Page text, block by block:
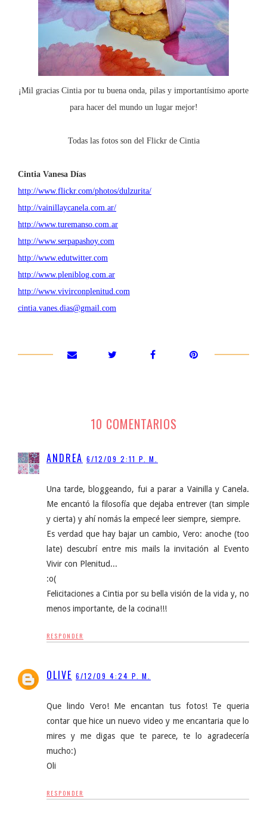
¡Mil gracias Cintia por tu buena onda, pilas y importantísimo aporte
para hacer del mundo un lugar mejor!
Todas las fotos son del Flickr de Cintia
Cintia Vanesa Días
http://www.flickr.com/photos/dulzurita/
http://vainillaycanela.com.ar/
http://www.turemanso.com.ar
http://www.serpapashoy.com
http://www.edutwitter.com
http://www.pleniblog.com.ar
http://www.vivirconplenitud.com
cintia.vanes.dias@gmail.com
10 COMENTARIOS
ANDREA 6/12/09 2:11 P. M.
Una tarde, bloggeando, fui a parar a Vainilla y Canela.
Me encantó la filosofía que dejaba entrever (tan simple
y cierta) y ahí nomás la empecé leer siempre, siempre.
Es verdad que hay bajar un cambio, Vero: anoche (too
late) descubrí entre mis mails la invitación al Evento
Vivir con Plenitud...
:o(
Felicitaciones a Cintia por su bella visión de la vida y, no
menos importante, de la cocina!!!
RESPONDER
OLIVE 6/12/09 4:24 P. M.
Que lindo Vero! Me encantan tus fotos! Te queria
contar que hice un nuevo video y me encantaria que lo
mires y me digas que te parece, te lo agradecería
mucho:)
Oli
RESPONDER